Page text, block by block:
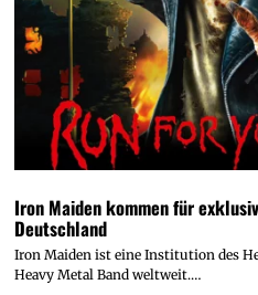
Iron Maiden kommen für
Deutschland
Iron Maiden ist eine Institution des
Heavy Metal Band weltweit.…